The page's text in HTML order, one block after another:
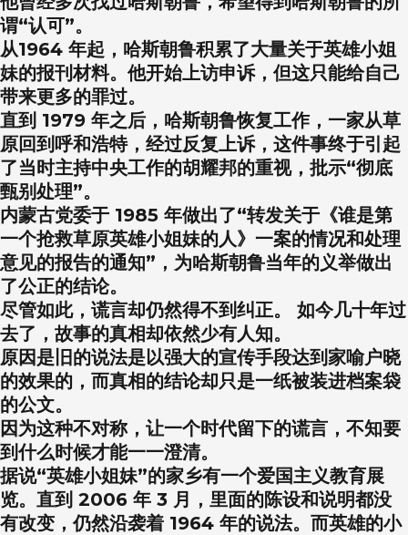
谓“认可”。
从1964 年起，哈斯朝鲁积累了大量关于英雄小姐
妹的报刊材料。他开始上访申诉，但这只能给自己
带来更多的罪过。
直到 1979 年之后，哈斯朝鲁恢复工作，一家从草
原回到呼和浩特，经过反复上诉，这件事终于引起
了当时主持中央工作的胡耀邦的重视，批示“彻底
甄别处理”。
内蒙古党委于 1985 年做出了“转发关于《谁是第
一个抢救草原英雄小姐妹的人》一案的情况和处理
意见的报告的通知”，为哈斯朝鲁当年的义举做出
了公正的结论。
尽管如此，谎言却仍然得不到纠正。 如今几十年过
去了，故事的真相却依然少有人知。
原因是旧的说法是以强大的宣传手段达到家喻户晓
的效果的，而真相的结论却只是一纸被装进档案袋
的公文。
因为这种不对称，让一个时代留下的谎言，不知要
到什么时候才能一一澄清。
据说“英雄小姐妹”的家乡有一个爱国主义教育展
览。直到 2006 年 3 月，里面的陈设和说明都没
有改变，仍然沿袭着 1964 年的说法。而英雄的小